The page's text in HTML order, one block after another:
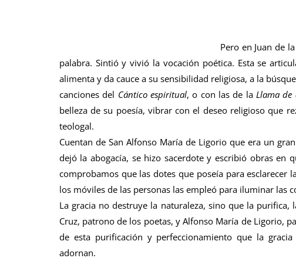
Pero en Juan de
palabra. Sintió y vivió la vocación poética. Esta se
alimenta y da cauce a su sensibilidad religiosa, a la
canciones del Cántico espiritual, o con las de la Llama de
belleza de su poesía, vibrar con el deseo religioso que
teologal.
Cuentan de San Alfonso María de Ligorio que era un
dejó la abogacía, se hizo sacerdote y escribió obras en
comprobamos que las dotes que poseía para esclarecer
los móviles de las personas las empleó para iluminar las
La gracia no destruye la naturaleza, sino que la purifica,
Cruz, patrono de los poetas, y Alfonso María de Ligorio,
de esta purificación y perfeccionamiento que la
adornan.